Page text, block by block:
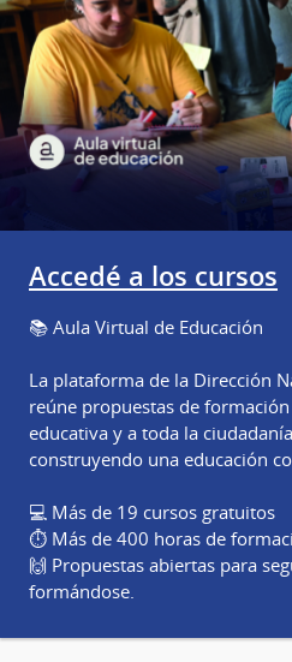
Accedé a los cursos
📚 Aula Virtual de Educación
La plataforma de la Dirección
reúne propuestas de
educativa y a toda la
construyendo una educación
💻 Más de 19 cursos gratuitos
⏱️ Más de 400 horas de
🙌 Propuestas abiertas para
formándose.